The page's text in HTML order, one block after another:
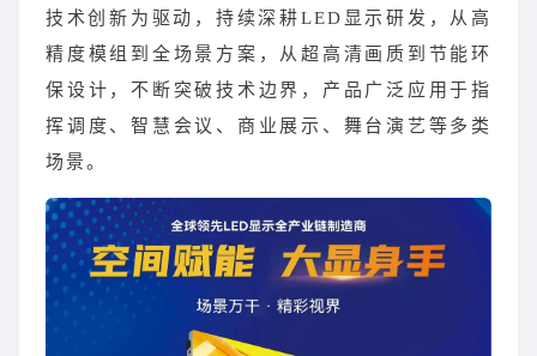
技术创新为驱动，持续深耕LED显示研发，从高
精度模组到全场景方案，从超高清画质到节能环
保设计，不断突破技术边界，产品广泛应用于指
挥调度、智慧会议、商业展示、舞台演艺等多类
场景。